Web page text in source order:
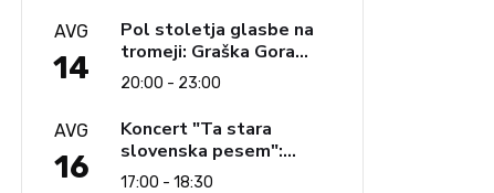
AVG
14
Pol stoletja glasbe na
tromeji: Graška Gora
obeležuje 50. jubilejni
festival narodno-zabavne
glasbe
20:00 - 23:00
AVG
16
Koncert "Ta stara
slovenska pesem":
Ljudski pevci Jezerci
17:00 - 18:30